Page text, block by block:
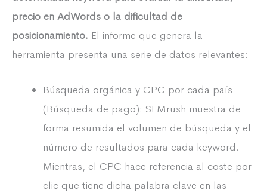
precio en AdWords o la dificultad de
posicionamiento. El informe que genera la
herramienta presenta una serie de datos relevantes:
Búsqueda orgánica y CPC por cada país
(Búsqueda de pago): SEMrush muestra de
forma resumida el volumen de búsqueda y el
número de resultados para cada keyword.
Mientras, el CPC hace referencia al coste por
clic que tiene dicha palabra clave en las